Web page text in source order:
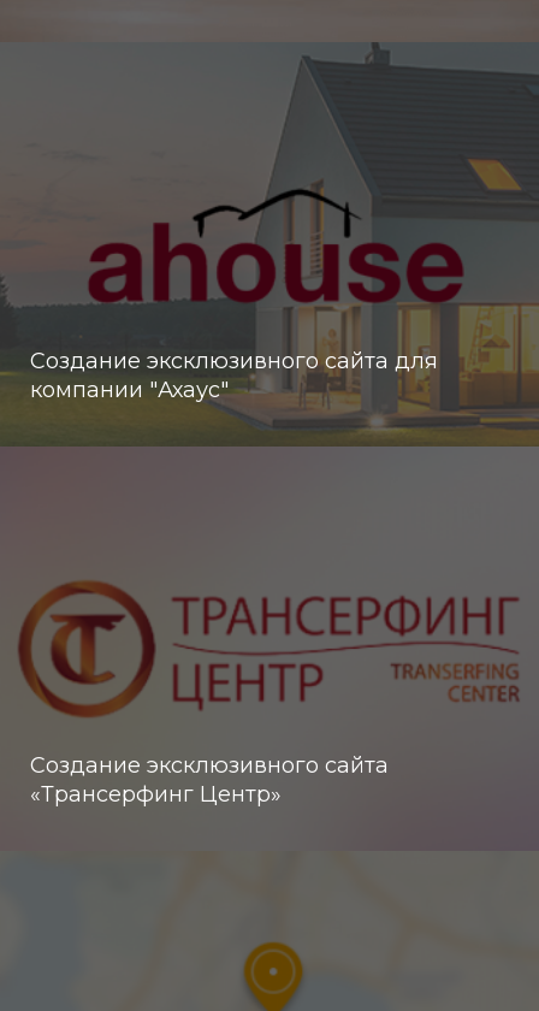
Создание эксклюзивного сайта для
компании "Ахаус"
Создание эксклюзивного сайта
«Трансерфинг Центр»